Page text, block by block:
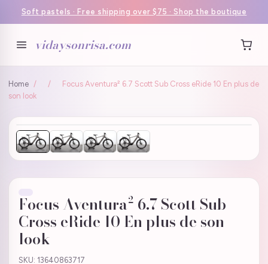
Soft pastels · Free shipping over $75 · Shop the boutique
vidaysonrisa.com
Home / /
Focus Aventura² 6.7 Scott Sub Cross eRide 10 En plus de
son look
Focus Aventura² 6.7 Scott Sub
Cross eRide 10 En plus de son
look
SKU: 13640863717